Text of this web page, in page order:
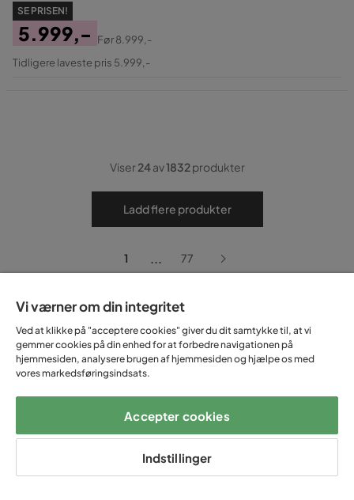
SE PRISEN!
Pris
5.999,-
Original
Før8.999,-
Tidligere laveste pris 5.999,-
Viser24av1832produkter
Ladd flere produkter
1 ... 77
Populære filtre
Beige sofa
Bredriflet fløjl sofa
Vi værner om din integritet
Ved at klikke på "acceptere cookies" giver du dit samtykke til, at vi
gemmer cookies på din enhed for at forbedre navigationen på
hjemmesiden, analysere brugen af hjemmesiden og hjælpe os med
vores markedsføringsindsats.
Accepter cookies
Indstillinger